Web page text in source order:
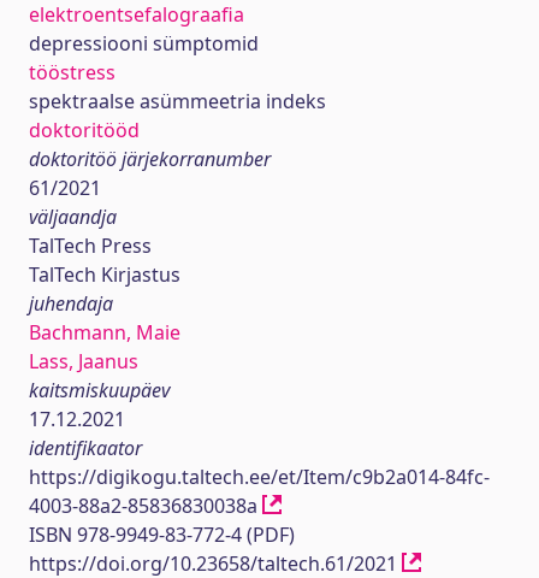
elektroentsefalograafia
depressiooni sümptomid
tööstress
spektraalse asümmeetria indeks
doktoritööd
doktoritöö järjekorranumber
61/2021
väljaandja
TalTech Press
TalTech Kirjastus
juhendaja
Bachmann, Maie
Lass, Jaanus
kaitsmiskuupäev
17.12.2021
identifikaator
https://digikogu.taltech.ee/et/Item/c9b2a014-84fc-
4003-88a2-85836830038a
ISBN 978-9949-83-772-4 (PDF)
https://doi.org/10.23658/taltech.61/2021